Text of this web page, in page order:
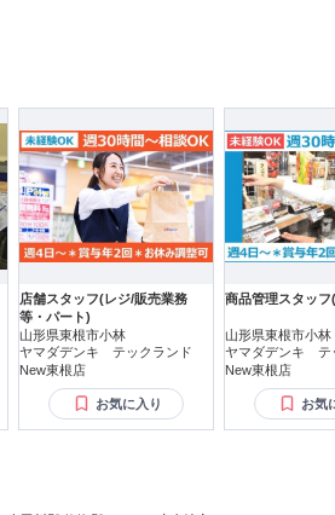
店舗スタッフ(レジ/販売業務
等・パート)
山形県東根市小林
ヤマダデンキ テックランド
New東根店
お気に入り
商品管理スタッフ
山形県東根市小林
ヤマダデンキ テ
New東根店
お気